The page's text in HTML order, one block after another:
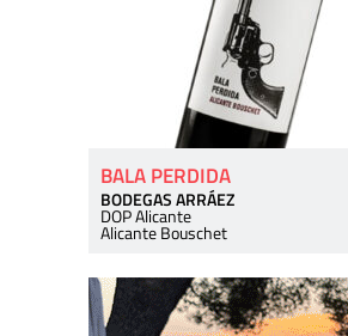
BALA PERDIDA
BODEGAS ARRÁEZ
DOP Alicante
Alicante Bouschet